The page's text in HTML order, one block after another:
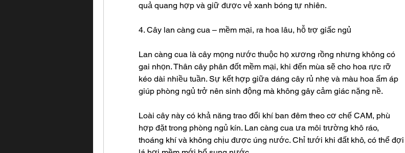
quả quang hợp và giữ được vẻ xanh bóng tự nhiên.
4. Cây lan càng cua – mềm mại, ra hoa lâu, hỗ trợ giấc ngủ
Lan càng cua là cây mọng nước thuộc họ xương rồng nhưng không có
gai nhọn. Thân cây phân đốt mềm mại, khi đến mùa sẽ cho hoa rực rỡ
kéo dài nhiều tuần. Sự kết hợp giữa dáng cây rủ nhẹ và màu hoa ấm áp
giúp phòng ngủ trở nên sinh động mà không gây cảm giác nặng nề.
Loài cây này có khả năng trao đổi khí ban đêm theo cơ chế CAM, phù
hợp đặt trong phòng ngủ kín. Lan càng cua ưa môi trường khô ráo,
thoáng khí và không chịu được úng nước. Chỉ tưới khi đất khô, có thể đợi